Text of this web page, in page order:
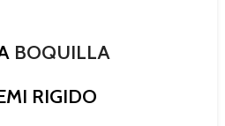
BOQUILLA
RIGIDO